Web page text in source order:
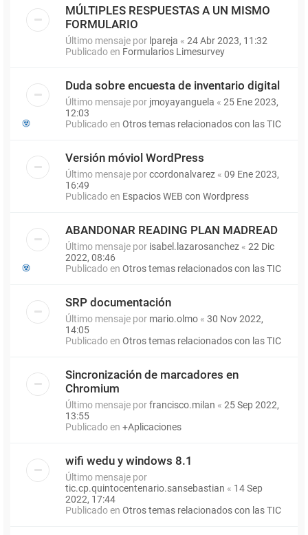
MÚLTIPLES RESPUESTAS A UN MISMO
FORMULARIO
Último mensaje por lpareja « 24 Abr 2023, 11:32
Publicado en Formularios Limesurvey
Duda sobre encuesta de inventario digital
Último mensaje por jmoyayanguela « 25 Ene 2023,
12:03
Publicado en Otros temas relacionados con las TIC
Versión móviol WordPress
Último mensaje porccordonalvarez « 09 Ene 2023,
16:49
Publicado en Espacios WEB con Wordpress
ABANDONAR READING PLAN MADREAD
Último mensaje por isabel.lazarosanchez « 22 Dic
2022, 08:46
Publicado en Otros temas relacionados con las TIC
SRP documentación
Último mensaje por mario.olmo « 30 Nov 2022,
14:05
Publicado en Otros temas relacionados con las TIC
Sincronización de marcadores en
Chromium
Último mensaje porfrancisco.milan « 25 Sep 2022,
13:55
Publicado en +Aplicaciones
wifi wedu y windows 8.1
Último mensaje por
tic.cp.quintocentenario.sansebastian « 14 Sep
2022, 17:44
Publicado en Otros temas relacionados con las TIC